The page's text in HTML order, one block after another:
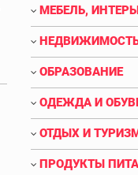
МЕБЕЛЬ,
ОБРАЗОВАНИЕ
ОДЕЖДА И
ОТДЫХ И ТУРИЗМ
ПРОДУКТЫ